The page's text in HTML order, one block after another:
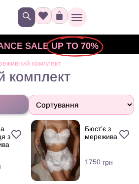
SALE UP TO 70%
комплект
комплект
з
Бюст’є з
мережива
1750 грн